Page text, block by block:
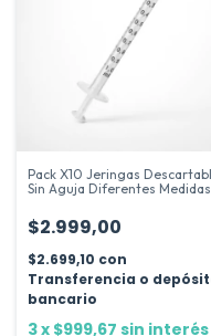
Pack X10 Jeringas
Sin Aguja Diferentes Medidas
$2.999,00
$2.699,10 con
Transferencia o
bancario
3x $999,67 sin interés